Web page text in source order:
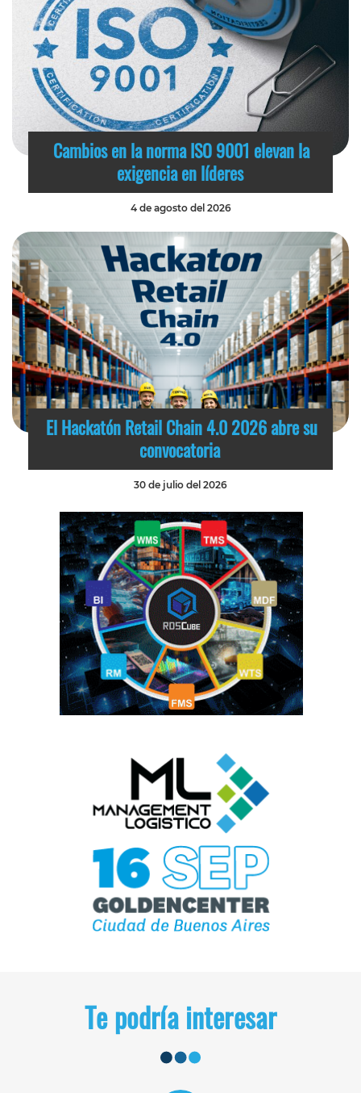
Cambios en la norma ISO 9001 elevan la
exigencia en líderes
4 de agosto del 2026
El Hackatón Retail Chain 4.0 2026 abre su
convocatoria
30 de julio del 2026
Te podría interesar